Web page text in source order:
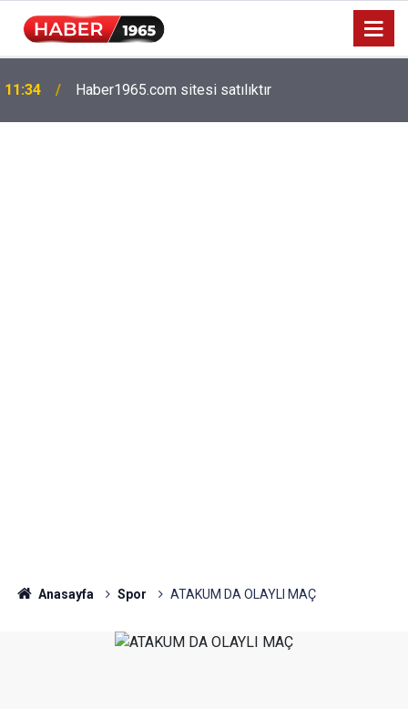
15:52
hesaplarda
Anasayfa Spor ATAKUM DA OLAYLI MAÇ